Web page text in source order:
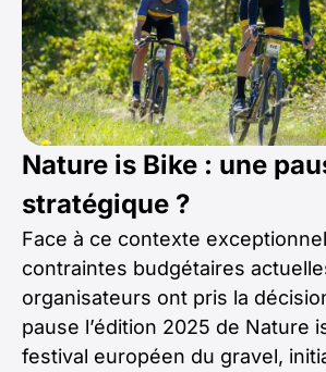
Nature is Bike : une
stratégique ?
Face à ce contexte
contraintes budgétaires
organisateurs ont pris la
pause l’édition 2025 de Nature
festival européen du gravel,